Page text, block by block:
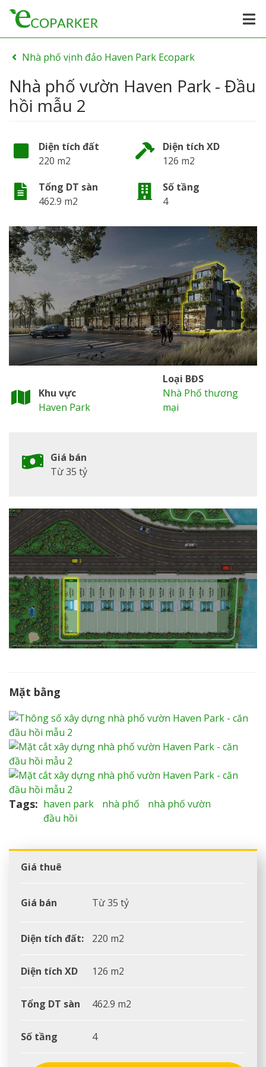
Nhà phố vịnh đảo Haven Park Ecopark
Nhà phố vườn Haven Park - Đầu
hồi mẫu 2
Diện tích đất
220 m2
Diện tích XD
126 m2
Tổng DT sàn
462.9 m2
Số tầng
4
Khu vực
Haven Park
Loại BĐS
Nhà Phố thương
mại
Giá bán
Từ 35 tỷ
Mặt bằng
Tags haven park nhà phố
nhà phố vườn
đầu hồi
Giá thuê
Giá bán Từ 35 tỷ
Diện tích đất: 220 m2
Diện tích XD 126 m2
Tổng DT sàn 462.9 m2
Số tầng 4